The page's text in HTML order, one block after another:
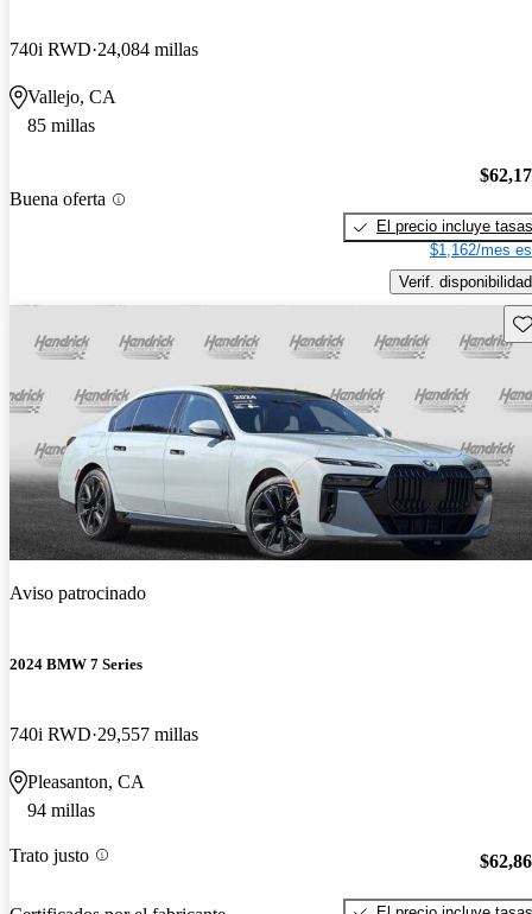
740i RWD 24,084 millas
Vallejo, CA
85 millas
Buena oferta
El precio incluye tasas
$1,162/mes
Verif. disponibilidad
Aviso patrocinado
2024 BMW 7 Series
740i RWD 29,557 millas
Pleasanton, CA
94 millas
Trato justo